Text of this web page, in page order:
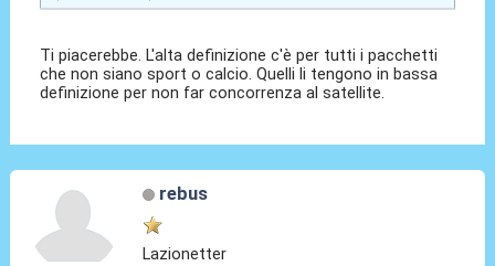
Ti piacerebbe. L'alta definizione c'è per tutti i pacchetti
che non siano sport o calcio. Quelli li tengono in bassa
definizione per non far concorrenza al satellite.
rebus
Lazionetter